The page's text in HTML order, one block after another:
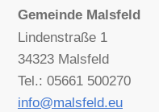
Gemeinde Malsfeld
Lindenstraße 1
34323 Malsfeld
Tel.: 05661 500270
info@malsfeld.eu